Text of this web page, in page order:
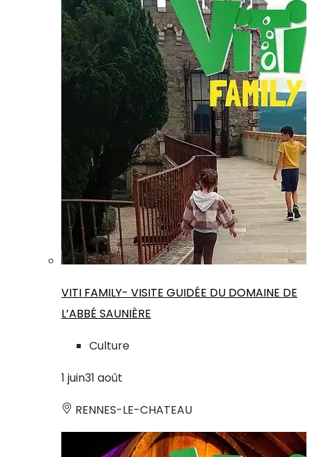
VITI FAMILY- VISITE GUIDÉE DU DOMAINE DE
L’ABBÉ SAUNIÈRE
Culture
1 juin31 août
RENNES-LE-CHATEAU